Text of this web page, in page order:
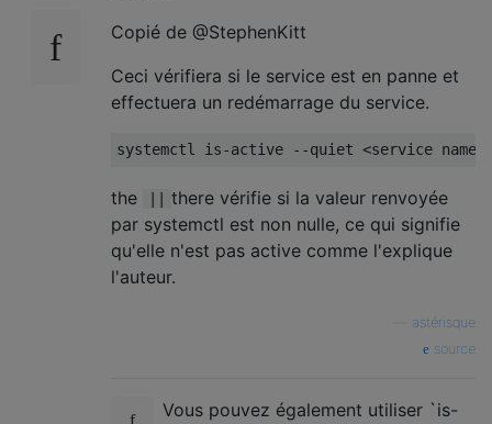
Copié de @StephenKitt
Ceci vérifiera si le service est en panne et
effectuera un redémarrage du service.
systemctl is-active --quiet <service name
the
there vérifie si la valeur renvoyée
par systemctl est non nulle, ce qui signifie
qu'elle n'est pas active comme l'explique
l'auteur.
astérisque
source
Vous pouvez également utiliser `is-